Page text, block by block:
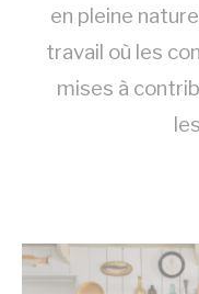
Les cookies
site internet
correctement
fonctionnalités
connexions
navigation sur
Il n'y a pas de
sauvegarder
l'utilisateur
exemple, ils
en pleine
travail où les
mises à